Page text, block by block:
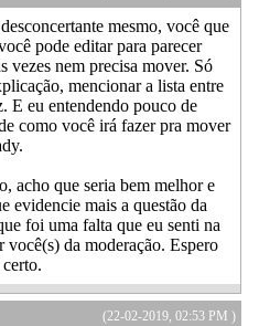
mesmo, você que
pode editar para parecer
vezes nem precisa mover. Só
mencionar a lista entre
E eu entendendo pouco de
como você irá fazer pra mover
acho que seria bem melhor e
evidencie mais a questão da
foi uma falta que eu senti na
você(s) da moderação. Espero
(22-02-2019, 02:53 PM )